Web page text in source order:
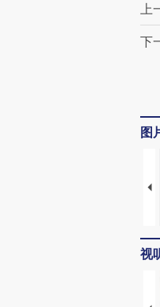
上
下
图
视